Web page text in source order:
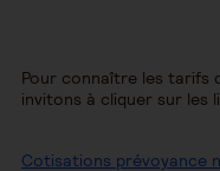
Pour connaître les tarifs
invitons à cliquer sur les
Cotisations prévoyance